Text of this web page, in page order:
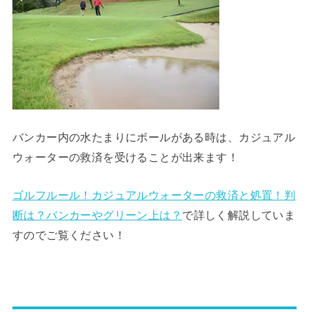
バンカー内の水たまりにボールがある時は、カジュアル
ウォーターの救済を受けることが出来ます！
ゴルフルール！カジュアルウォーターの救済と処置！判
断は？バンカーやグリーン上は？ で詳しく解説していま
すのでご覧ください！